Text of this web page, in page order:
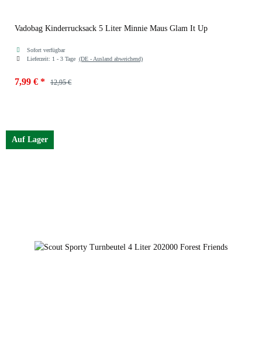
Vadobag Kinderrucksack 5 Liter Minnie Maus Glam It Up
Sofort verfügbar
Lieferzeit: 1 - 3 Tage (DE - Ausland abweichend)
7,99 € * 12,95 €
Auf Lager